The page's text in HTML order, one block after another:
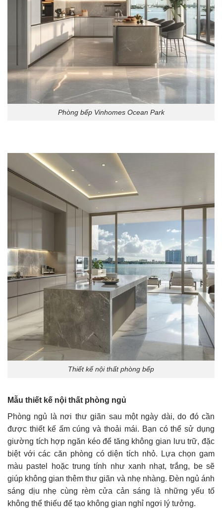
Phòng bếp Vinhomes Ocean Park
Thiết kế nội thất phòng bếp
Mẫu thiết kế nội thất phòng ngủ
Phòng ngủ là nơi thư giãn sau một ngày dài, do đó cần
được thiết kế ấm cúng và thoải mái. Bạn có thể sử dụng
giường tích hợp ngăn kéo để tăng không gian lưu trữ, đặc
biệt với các căn phòng có diện tích nhỏ. Lựa chọn gam
màu pastel hoặc trung tính như xanh nhạt, trắng, be sẽ
giúp không gian thêm thư giãn và nhẹ nhàng. Đèn ngủ ánh
sáng dịu nhẹ cùng rèm cửa cản sáng là những yếu tố
không thể thiếu để tạo không gian nghỉ ngơi lý tưởng.